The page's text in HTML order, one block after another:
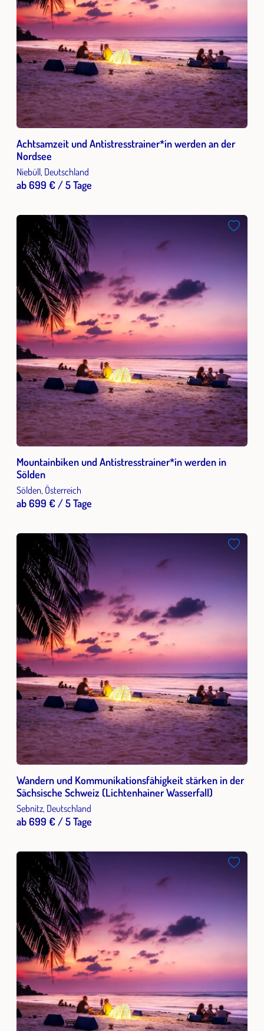
Achtsamzeit und Antistresstrainer*in werden an der
Nordsee
Niebüll, Deutschland
ab 699 € / 5 Tage
Mountainbiken und Antistresstrainer*in werden in
Sölden
Sölden, Österreich
ab 699 € / 5 Tage
Wandern und Kommunikationsfähigkeit stärken in der
Sächsische Schweiz (Lichtenhainer Wasserfall)
Sebnitz, Deutschland
ab 699 € / 5 Tage